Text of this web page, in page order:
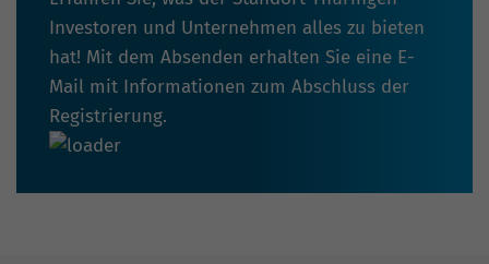
Investoren und Unternehmen alles zu bieten
hat! Mit dem Absenden erhalten Sie eine E-
Mail mit Informationen zum Abschluss der
Registrierung.